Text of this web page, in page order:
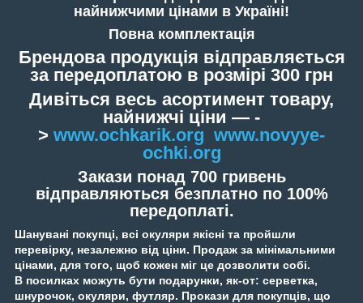
найнижчими цінами в Україні!
Повна комплектація
Брендова продукція відправляється
за передоплатою в розмірі 300 грн
Дивіться весь асортимент товару,
найнижчі ціни — -
> www.ochkarik.org www.novyye-
ochki.org
Закази понад 700 гривень
відправляються безплатно по 100%
передоплаті.
Шанувані покупці, всі окуляри якісні та пройшли
перевірку, незалежно від ціни. Продаж за мінімальними
цінами, для того, щоб кожен міг це дозволити собі.
В посилках можуть бути подарунки, як-от: серветка,
шнурочок, окуляри, футляр. Прокази для покупців, що